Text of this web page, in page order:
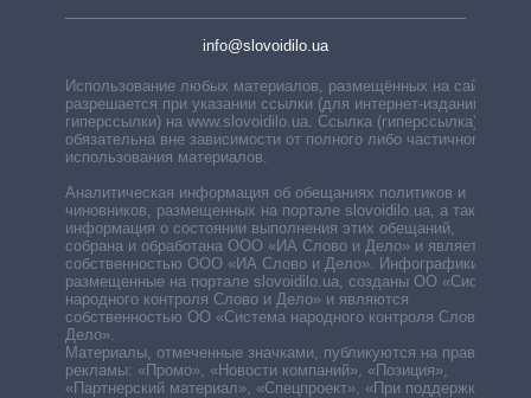
info@slovoidilo.ua
Использование любых материалов, размещённых на сайте,
разрешается при указании ссылки (для интернет-изданий —
гиперссылки) на www.slovoidilo.ua. Ссылка (гиперссылка)
обязательна вне зависимости от полного либо частичного
использования материалов.
Аналитическая информация об обещаниях политиков и
чиновников, размещенных на портале slovoidilo.ua, а также
информация о состоянии выполнения этих обещаний,
собрана и обработана ООО «ИА Слово и Дело» и является
собственностью ООО «ИА Слово и Дело». Инфографики,
размещенные на портале slovoidilo.ua, созданы ОО «Система
народного контроля Слово и Дело» и являются
собственностью ОО «Система народного контроля Слово и
Дело».
Материалы, отмеченные значками, публикуются на правах
рекламы: «Промо», «Новости компаний», «Позиция»,
«Партнерский материал», «Спецпроект», «При поддержке».